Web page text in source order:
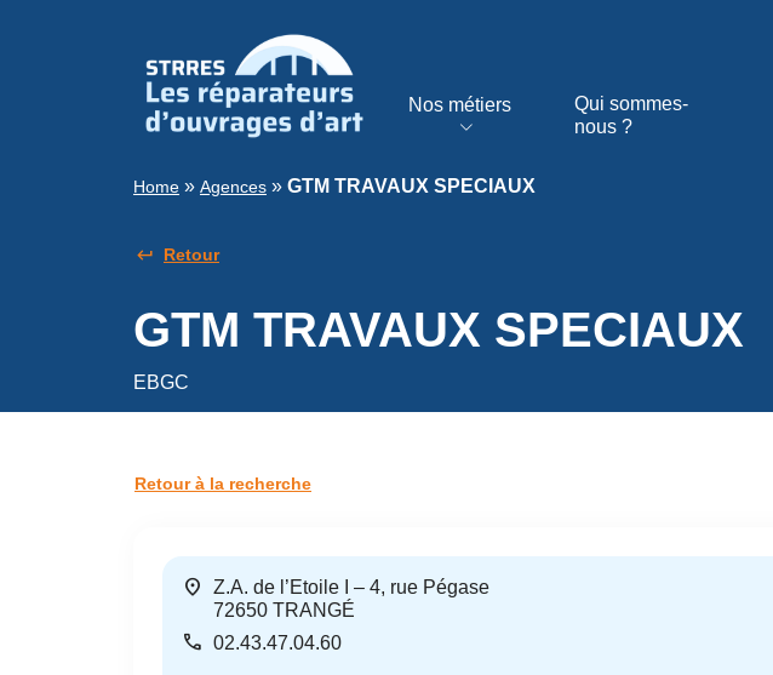
Nos métiers
Qui sommes-
nous ?
Home » Agences » GTM TRAVAUX SPECIAUX
Retour
GTM TRAVAUX SPECIAUX
EBGC
Retour à la recherche
location_on
Z.A. de l’Etoile I – 4, rue Pégase
72650 TRANGÉ
call 02.43.47.04.60